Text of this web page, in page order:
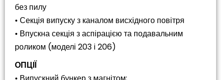
без пилу
• Секція випуску з каналом висхідного повітря
• Впускна секція з аспірацією та подавальним
роликом (моделі 203 і 206)
ОПЦІЇ